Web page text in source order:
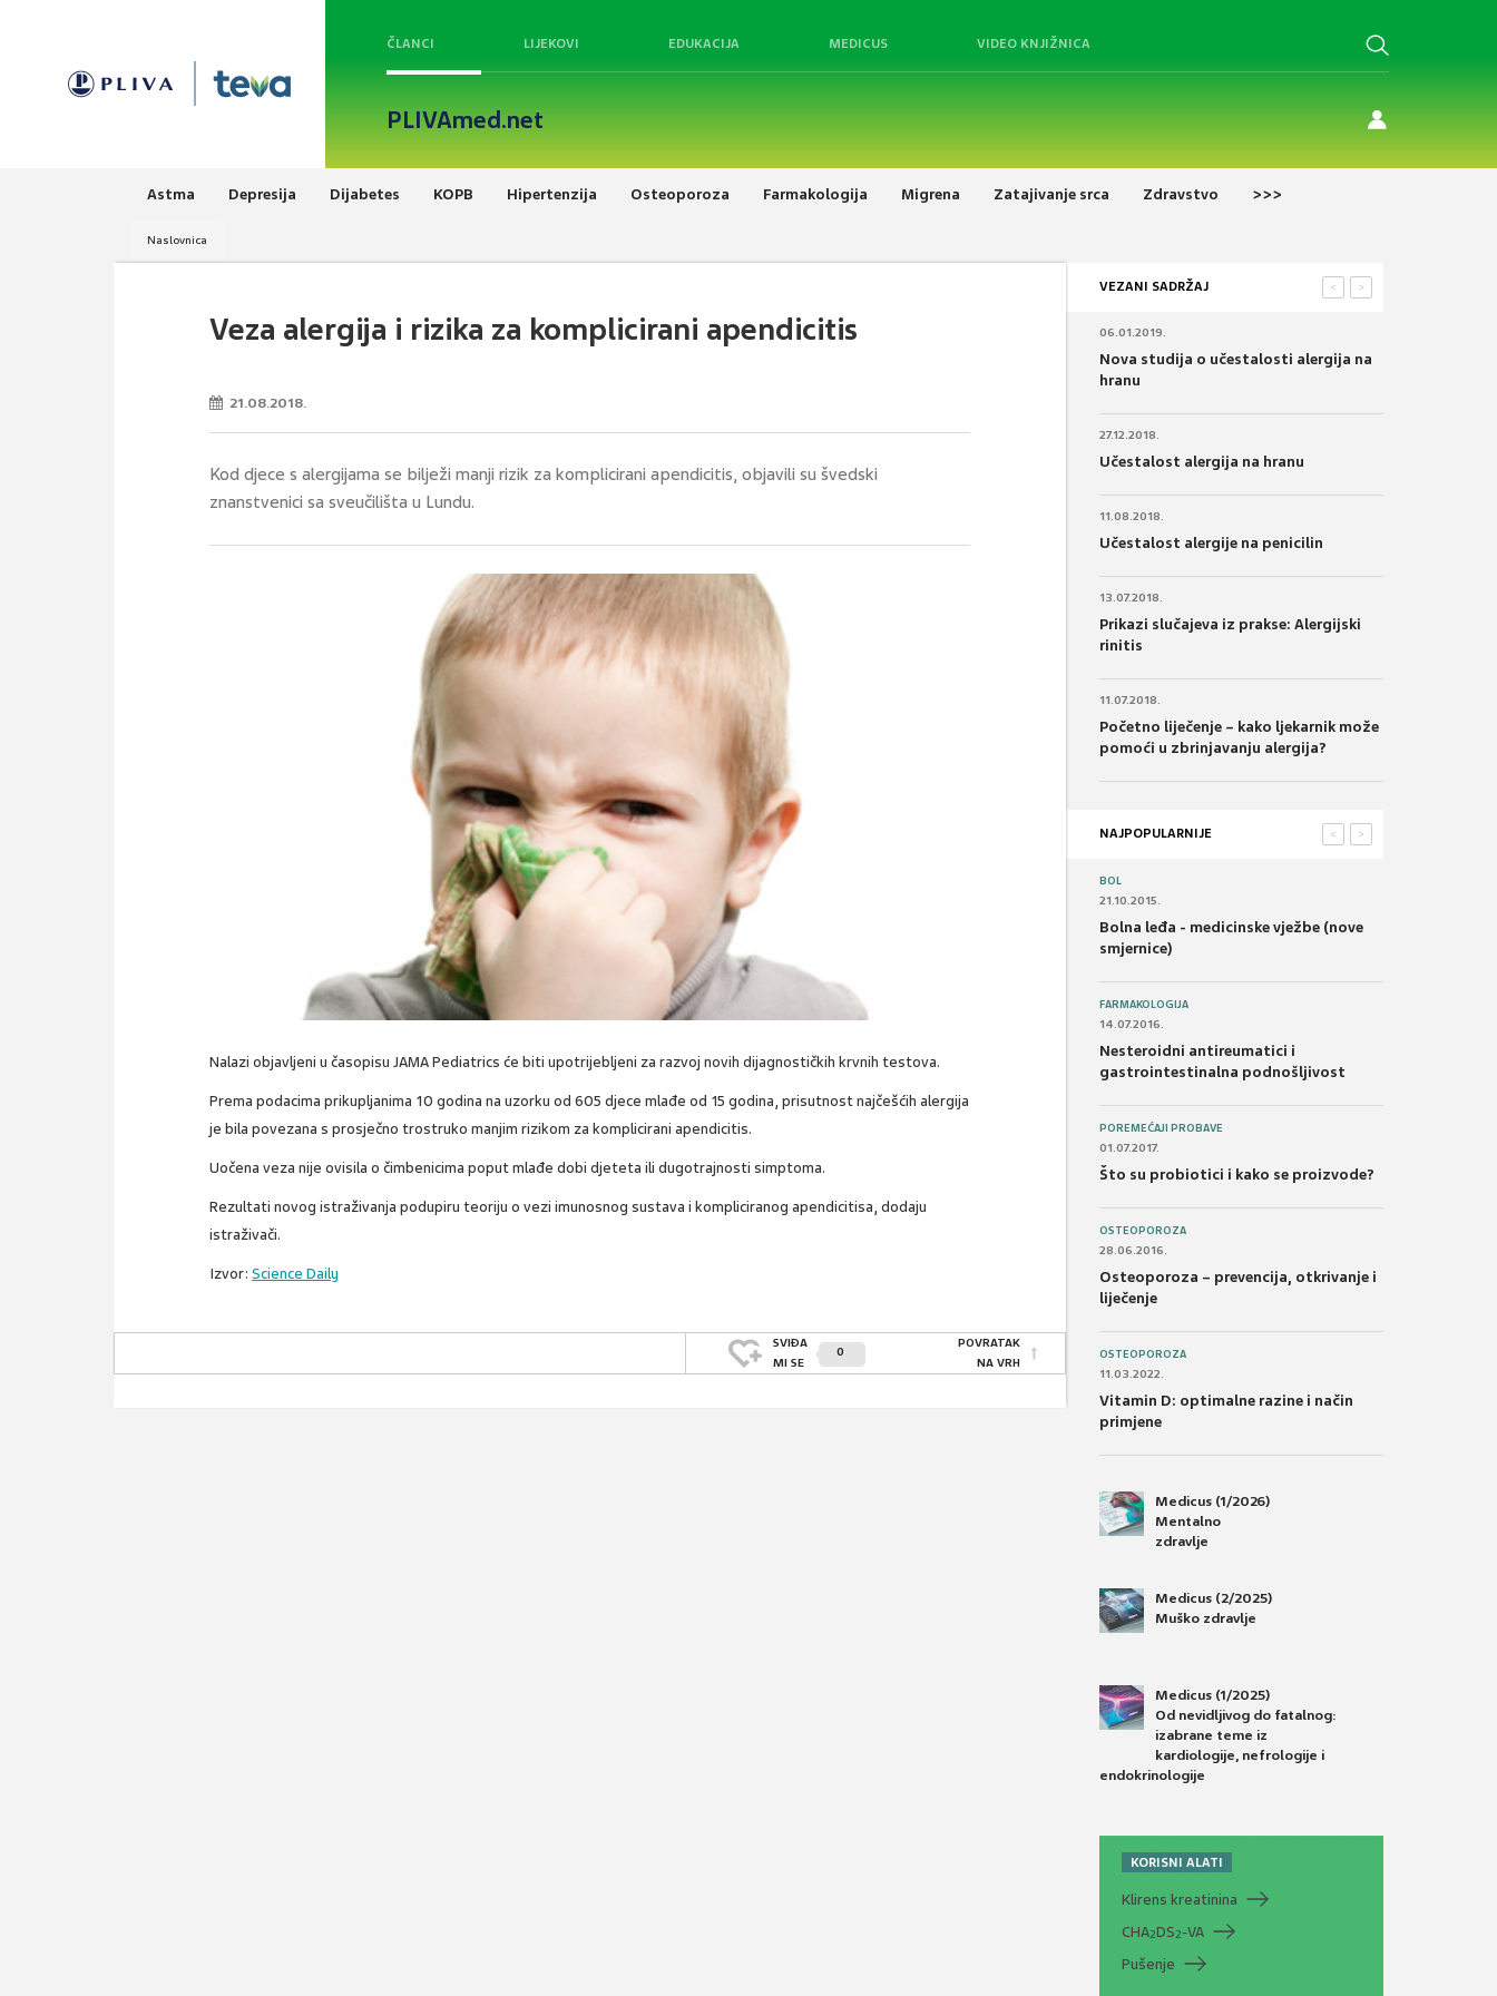
ČLANCI LIJEKOVI EDUKACIJA MEDICUS VIDEO KNJIŽNICA
PLIVAmed.net
Astma Depresija Dijabetes KOPB Hipertenzija Osteoporoza Farmakologija Migrena Zatajivanje srca Zdravstvo >>>
Naslovnica
Veza alergija i rizika za komplicirani apendicitis
21.08.2018.
Kod djece s alergijama se bilježi manji rizik za komplicirani apendicitis, objavili su švedski
znanstvenici sa sveučilišta u Lundu.
Nalazi objavljeni u časopisu JAMA Pediatrics će biti upotrijebljeni za razvoj novih dijagnostičkih krvnih testova.
Prema podacima prikupljanima 10 godina na uzorku od 605 djece mlađe od 15 godina, prisutnost najčešćih alergija
je bila povezana s prosječno trostruko manjim rizikom za komplicirani apendicitis.
Uočena veza nije ovisila o čimbenicima poput mlađe dobi djeteta ili dugotrajnosti simptoma.
Rezultati novog istraživanja podupiru teoriju o vezi imunosnog sustava i kompliciranog apendicitisa, dodaju
istraživači.
Izvor:Science Daily
SVIĐA
MI SE
0
POVRATAK
NA VRH
VEZANI SADRŽAJ >
<
06.01.2019.
Nova studija o učestalosti alergija na
hranu
27.12.2018.
Učestalost alergija na hranu
11.08.2018.
Učestalost alergije na penicilin
13.07.2018.
Prikazi slučajeva iz prakse: Alergijski
rinitis
11.07.2018.
Početno liječenje – kako ljekarnik može
pomoći u zbrinjavanju alergija?
NAJPOPULARNIJE >
<
BOL
21.10.2015.
Bolna leđa - medicinske vježbe (nove
smjernice)
FARMAKOLOGIJA
14.07.2016.
Nesteroidni antireumatici i
gastrointestinalna podnošljivost
POREMEĆAJI PROBAVE
01.07.2017.
Što su probiotici i kako se proizvode?
OSTEOPOROZA
28.06.2016.
Osteoporoza – prevencija, otkrivanje i
liječenje
OSTEOPOROZA
11.03.2022.
Vitamin D: optimalne razine i način
primjene
Medicus (1/2026)
Mentalno
zdravlje
Medicus (2/2025)
Muško zdravlje
Medicus (1/2025)
Od nevidljivog do fatalnog:
izabrane teme iz
kardiologije, nefrologije i
endokrinologije
KORISNI ALATI
Klirens kreatinina
CHA2DS2-VA
Pušenje